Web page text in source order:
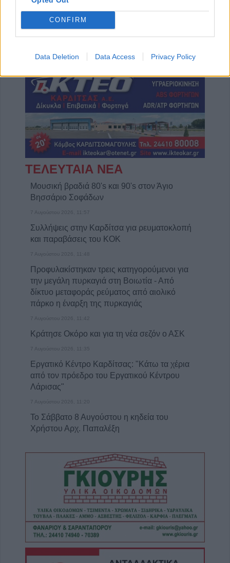
CONFIRM
Data Deletion Data Access Privacy Policy
ΤΕΛΕΥΤΑΙΑ ΝΕΑ
Μουσική βραδιά 80's και 90's στον Άγιο
Βησσάριο Σοφάδων
7 Αυγούστου 2026, 11:57
Συλλήψεις στην Καρδίτσα για ρευματοκλοπή
και παραβάσεις του ΚΟΚ
7 Αυγούστου 2026, 11:48
Προφυλακίστηκαν τρεις κατηγορούμενοι για
την μεγάλη πυρκαγιά στη Βοιωτία - Από
δίκτυο μεταφοράς ρεύματος από αιολικό
πάρκο η έναρξη της πυρκαγιάς
7 Αυγούστου 2026, 11:42
Κράτησε Οκόρο και για τη νέα σεζόν ο ΑΣΚ
7 Αυγούστου 2026, 11:35
Εργατικό Κέντρο Καρδίτσας: "Κάτω τα χέρια
από τον πρόεδρο του Εργατικού Κέντρου
Λάρισας"
7 Αυγούστου 2026, 11:20
Το Σάββατο 8 Αυγούστου η κηδεία του
Χρήστου Αρχ. Παπαλέξη
Δίκτυο Αλληλεγγύης: "Λευτεριά στην
Παλαιστίνη - 9 Αυγούστου 2026:
Πανελλαδική ημέρα δράσης σε νησιά, βουνά
και πόλεις ενάντια στη γενοκτονία στην
Παλαιστίνη"
7 Αυγούστου 2026, 11:06
ΛΑ.ΣΥ. Θεσσαλίας: "Η περιφερειακή αρχή
Θεσσαλίας κάνει πως δεν βλέπει την
συνεχιζόμενη εδώ και χρόνια ρύπανση του